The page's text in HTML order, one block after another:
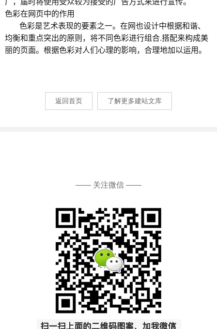
色彩在网页中的作用
色彩是艺术表现的要素之一。在网也设计中根据和谐、
均衡和重点突出的原则，将不同色彩进行组合.搭配来构成美
丽的页面。根据色彩对人们心理的影响，合理地加以运用。
返回首页 了解更多建站文库
—— 关注微信 ——